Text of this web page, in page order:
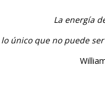
La energía
lo único que no puede